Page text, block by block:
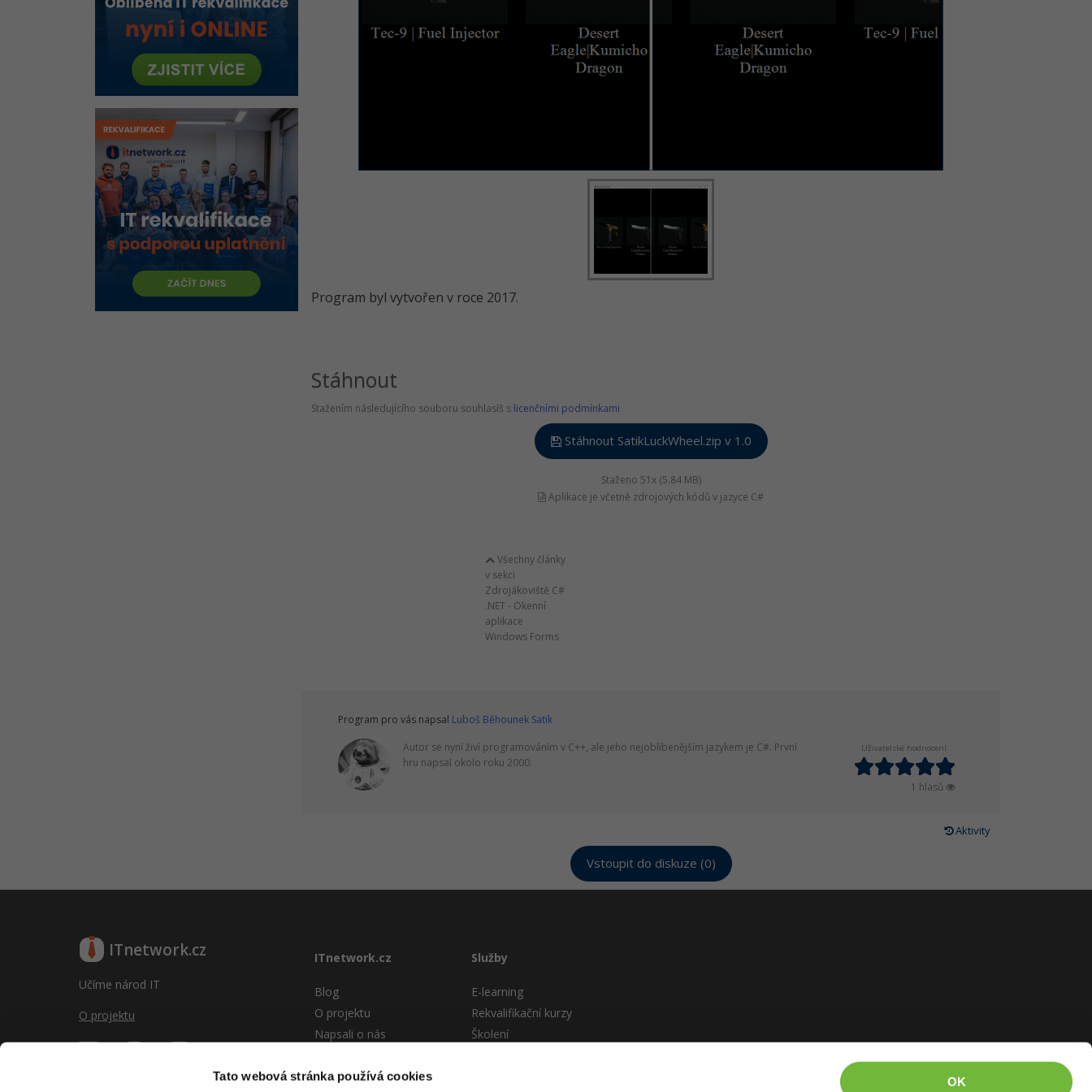
Tato webová stránka používá cookies OK
Git - Verzovací systém křížem
krážem
Návrhové vzory v C# .NET
Visual Studio
Metodiky vývoje softwaru v C#
.NET
Konzole
Algoritmy v C# .NET
Historie .NET
MonoGame
Unity 3D
Program byl vytvořen v roce 2017.
Stáhnout
Stažením následujícího souboru souhlasíš s licenčními podmínkami
Stáhnout SatikLuckWheel.zip v 1.0
Staženo 51x (5.84 MB)
Aplikace je včetně zdrojových kódů v jazyce C#
Všechny články
v sekci
Zdrojákoviště C#
.NET - Okenní
aplikace
Windows Forms
Program pro vás napsal Luboš Běhounek Satik
Uživatelské hodnocení:
1 hlasů
Autor se nyní živí programováním v C++, ale jeho nejoblíbenějším jazykem je C#. První
hru napsal okolo roku 2000.
Aktivity
Vstoupit do diskuze (0)
ITnetwork.cz
Učíme národ IT
O projektu
ITnetwork.cz
Blog
O projektu
Napsali o nás
Vývoj systému
Služby
E-learning
Rekvalifikační kurzy
Školení